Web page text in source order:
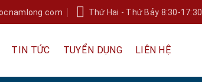
Thứ Hai - Thứ Bảy 8:30-17:30
TIN TỨC TUYỂN DỤNG LIÊN HỆ